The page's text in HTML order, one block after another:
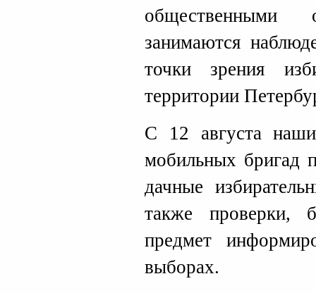
общественными
занимаются
точки зрения
территории
С 12 августа наши
мобильных бригад
дачные
также проверки,
предмет
выборах.